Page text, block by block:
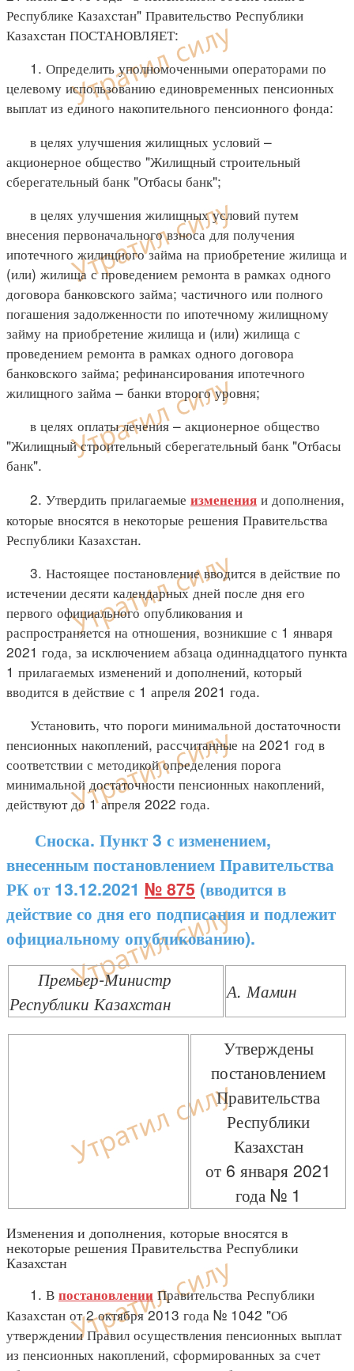
Республике Казахстан" Правительство Республики
Казахстан ПОСТАНОВЛЯЕТ:
1. Определить уполномоченными операторами по
целевому использованию единовременных пенсионных
выплат из единого накопительного пенсионного фонда:
в целях улучшения жилищных условий –
акционерное общество "Жилищный строительный
сберегательный банк "Отбасы банк";
в целях улучшения жилищных условий путем
внесения первоначального взноса для получения
ипотечного жилищного займа на приобретение жилища и
(или) жилища с проведением ремонта в рамках одного
договора банковского займа; частичного или полного
погашения задолженности по ипотечному жилищному
займу на приобретение жилища и (или) жилища с
проведением ремонта в рамках одного договора
банковского займа; рефинансирования ипотечного
жилищного займа – банки второго уровня;
в целях оплаты лечения – акционерное общество
"Жилищный строительный сберегательный банк "Отбасы
банк".
2. Утвердить прилагаемые изменения и дополнения,
которые вносятся в некоторые решения Правительства
Республики Казахстан.
3. Настоящее постановление вводится в действие по
истечении десяти календарных дней после дня его
первого официального опубликования и
распространяется на отношения, возникшие с 1 января
2021 года, за исключением абзаца одиннадцатого пункта
1 прилагаемых изменений и дополнений, который
вводится в действие с 1 апреля 2021 года.
Установить, что пороги минимальной достаточности
пенсионных накоплений, рассчитанные на 2021 год в
соответствии с методикой определения порога
минимальной достаточности пенсионных накоплений,
действуют до 1 апреля 2022 года.
Сноска. Пункт 3 с изменением,
внесенным постановлением Правительства
РК от 13.12.2021 № 875 (вводится в
действие со дня его подписания и подлежит
официальному опубликованию).
Премьер-Министр
Республики Казахстан
А. Мамин
Утверждены
постановлением
Правительства
Республики
Казахстан
от 6 января 2021
года № 1
Изменения и дополнения, которые вносятся в
некоторые решения Правительства Республики
Казахстан
1. В постановлении Правительства Республики
Казахстан от 2 октября 2013 года № 1042 "Об
утверждении Правил осуществления пенсионных выплат
из пенсионных накоплений, сформированных за счет